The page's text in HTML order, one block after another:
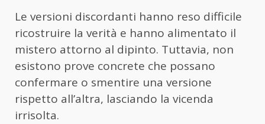
Le versioni discordanti hanno reso difficile
ricostruire la verità e hanno alimentato il
mistero attorno al dipinto. Tuttavia, non
esistono prove concrete che possano
confermare o smentire una versione
rispetto all’altra, lasciando la vicenda
irrisolta.